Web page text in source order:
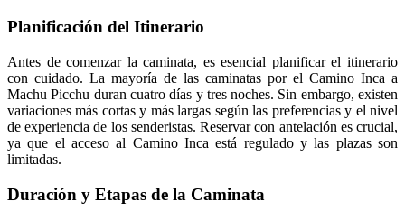
Planificación del Itinerario
Antes de comenzar la caminata, es esencial planificar el itinerario
con cuidado. La mayoría de las caminatas por el Camino Inca a
Machu Picchu duran cuatro días y tres noches. Sin embargo, existen
variaciones más cortas y más largas según las preferencias y el nivel
de experiencia de los senderistas. Reservar con antelación es crucial,
ya que el acceso al Camino Inca está regulado y las plazas son
limitadas.
Duración y Etapas de la Caminata